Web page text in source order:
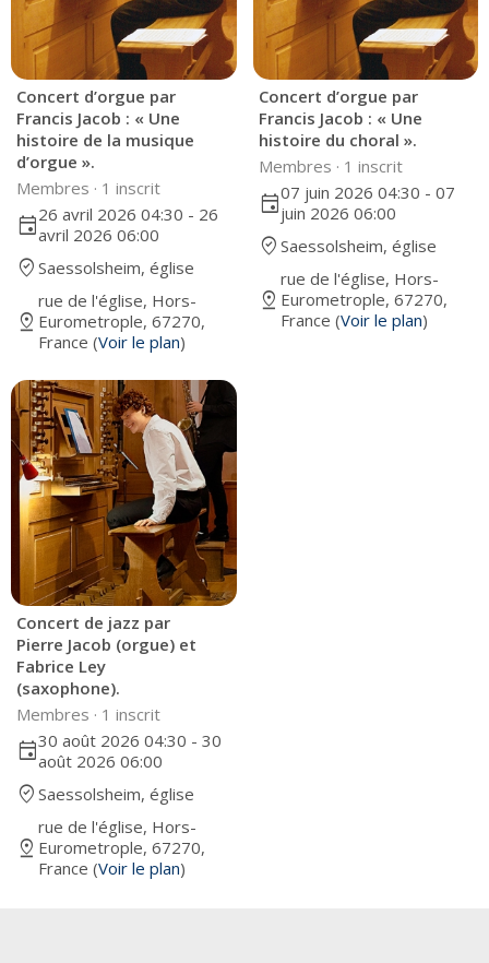
Concert d’orgue par
Francis Jacob : « Une
histoire de la musique
d’orgue ».
Membres · 1 inscrit
event26 avril 2026 04:30 - 26
avril 2026 06:00
where_to_vote Saessolsheim, église
pin_drop
rue de l'église, Hors-
Eurometrople, 67270,
France (Voir le plan)
Concert d’orgue par
Francis Jacob : « Une
histoire du choral ».
Membres · 1 inscrit
event07 juin 2026 04:30 - 07
juin 2026 06:00
where_to_vote Saessolsheim, église
pin_drop
rue de l'église, Hors-
Eurometrople, 67270,
France (Voir le plan)
Concert de jazz par
Pierre Jacob (orgue) et
Fabrice Ley
(saxophone).
Membres · 1 inscrit
event30 août 2026 04:30 - 30
août 2026 06:00
where_to_vote Saessolsheim, église
pin_drop
rue de l'église, Hors-
Eurometrople, 67270,
France (Voir le plan)